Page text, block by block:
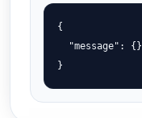
{
  "message": {}
}